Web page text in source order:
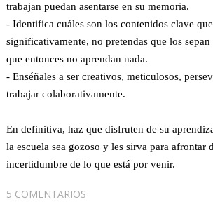
trabajan puedan asentarse en su memoria.
- Identifica cuáles son los contenidos clave
significativamente, no pretendas que los
que entonces no aprendan nada.
- Enséñales a ser creativos, meticulosos,
trabajar colaborativamente.
En definitiva, haz que disfruten de su
la escuela sea gozoso y les sirva para afrontar
incertidumbre de lo que está por venir.
5 COMENTARIOS